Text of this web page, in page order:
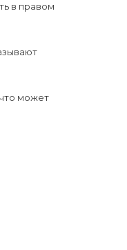
в правом
может